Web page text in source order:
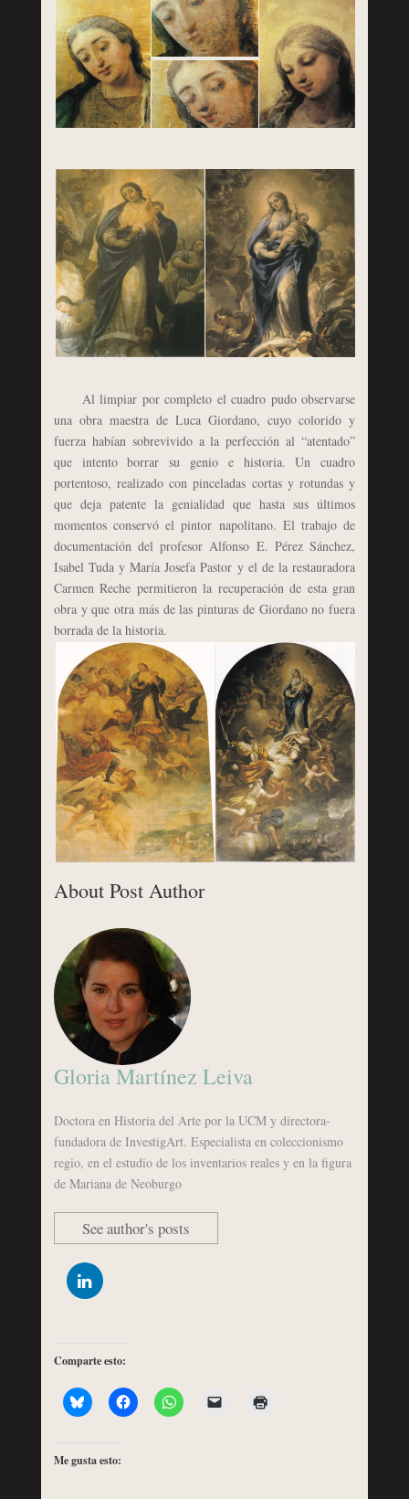
Al limpiar por completo el cuadro pudo observarse
una obra maestra de Luca Giordano, cuyo colorido y
fuerza habían sobrevivido a la perfección al “atentado”
que intento borrar su genio e historia. Un cuadro
portentoso, realizado con pinceladas cortas y rotundas y
que deja patente la genialidad que hasta sus últimos
momentos conservó el pintor napolitano. El trabajo de
documentación del profesor Alfonso E. Pérez Sánchez,
Isabel Tuda y María Josefa Pastor y el de la restauradora
Carmen Reche permitieron la recuperación de esta gran
obra y que otra más de las pinturas de Giordano no fuera
borrada de la historia.
About Post Author
Gloria Martínez Leiva
Doctora en Historia del Arte por la UCM y directora-
fundadora de InvestigArt. Especialista en coleccionismo
regio, en el estudio de los inventarios reales y en la figura
de Mariana de Neoburgo
See author's posts
Comparte esto:
Me gusta esto: